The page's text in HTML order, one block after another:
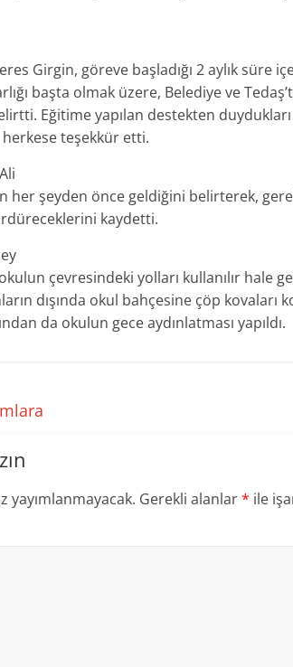
Girgin, göreve başladığı 2 aylık süre
başta olmak üzere, Belediye ve
Eğitime yapılan destekten
teşekkür etti.
her şeyden önce geldiğini belirterek,
kaydetti.
çevresindeki yolları kullanılır hale
dışında okul bahçesine çöp kovaları
da okulun gece aydınlatması yapıldı.
yayımlanmayacak. Gerekli alanlar* ile